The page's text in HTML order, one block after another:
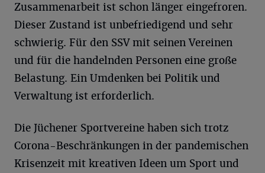
Zusammenarbeit ist schon länger eingefroren.
Dieser Zustand ist unbefriedigend und sehr
schwierig. Für den SSV mit seinen Vereinen
und für die handelnden Personen eine große
Belastung. Ein Umdenken bei Politik und
Verwaltung ist erforderlich.
Die Jüchener Sportvereine haben sich trotz
Corona-Beschränkungen in der pandemischen
Krisenzeit mit kreativen Ideen um Sport und